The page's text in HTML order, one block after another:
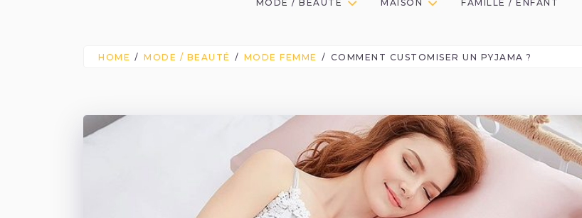
MODE / BEAUTÉ MAISON FAMILLE / ENFANT
HOME MODE / BEAUTÉ MODE FEMME COMMENT CUSTOMISER UN PYJAMA ?